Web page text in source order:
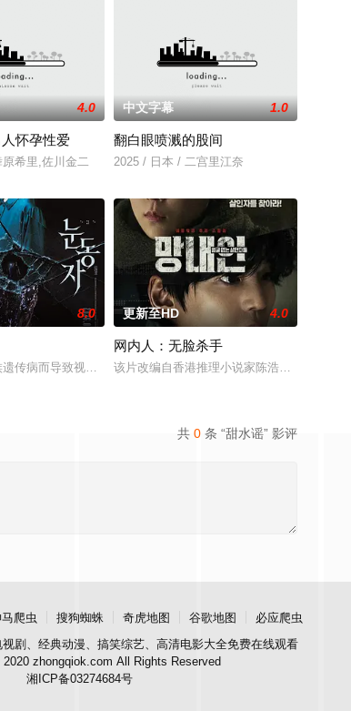
4.0
怀孕性爱
希里,佐川金二
中文字幕 1.0
翻白眼喷溅的股间
2025 / 日本 / 二宫里江奈
食，以及人们来到那里展开一段魔法般的故事。
8.0
传病而导致视力逐渐丧失的摄影师瑞真展开。在面对跨越视力障
更新至HD 4.0
网内人：无脸杀手
该片改编自香港推理小说家陈浩基的知名小
共 0 条 “甜水谣” 影评
爬虫 搜狗蜘蛛 奇虎地图 谷歌地图
必应爬虫
剧、经典动漫、搞笑综艺、高清电影大全免费在线观看
zhongqiok.com All Rights Reserved
湘ICP备03274684号